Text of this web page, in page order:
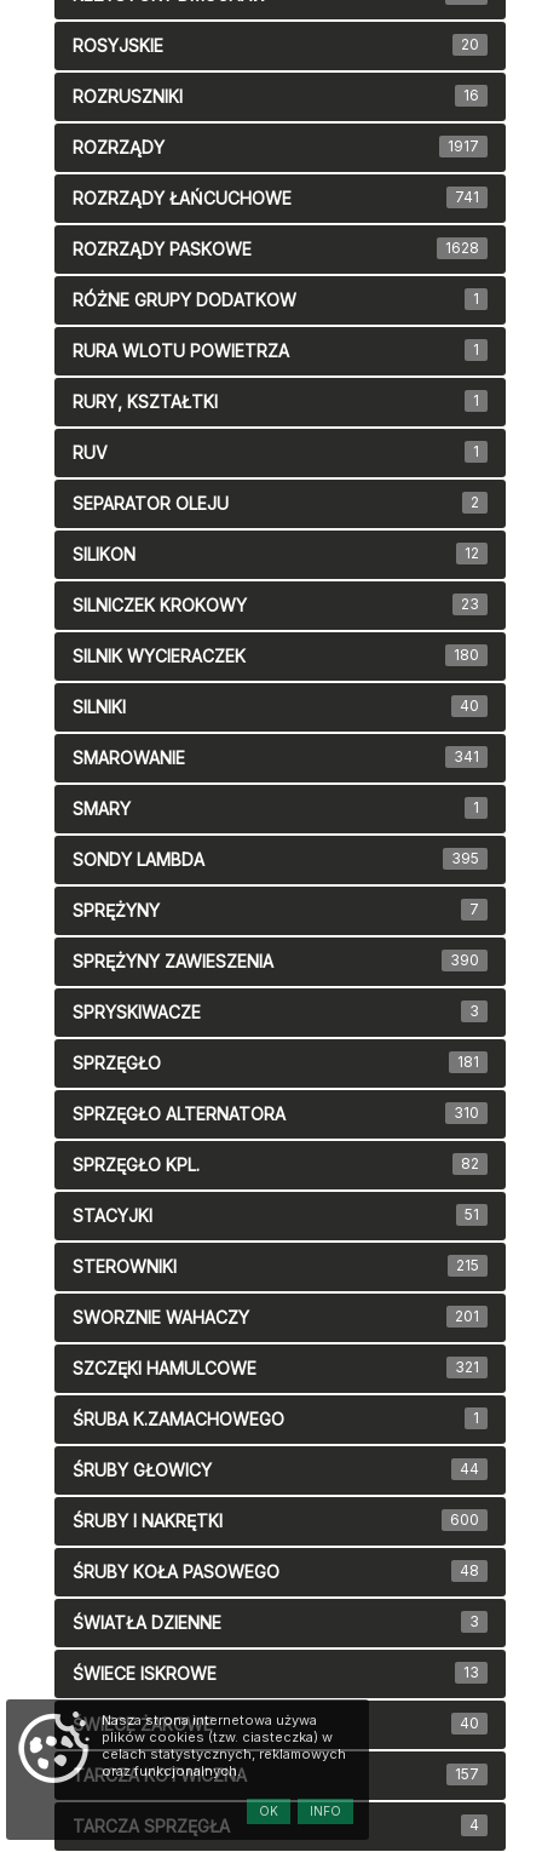
ROSYJSKIE 20
ROZRUSZNIKI 16
ROZRZĄDY 1917
ROZRZĄDY ŁAŃCUCHOWE 741
ROZRZĄDY PASKOWE 1628
RÓŻNE GRUPY DODATKOW 1
RURA WLOTU POWIETRZA 1
RURY, KSZTAŁTKI 1
RUV 1
SEPARATOR OLEJU 2
SILIKON 12
SILNICZEK KROKOWY 23
SILNIK WYCIERACZEK 180
SILNIKI 40
SMAROWANIE 341
SMARY 1
SONDY LAMBDA 395
SPRĘŻYNY 7
SPRĘŻYNY ZAWIESZENIA 390
SPRYSKIWACZE 3
SPRZĘGŁO 181
SPRZĘGŁO ALTERNATORA 310
SPRZĘGŁO KPL. 82
STACYJKI 51
STEROWNIKI 215
SWORZNIE WAHACZY 201
SZCZĘKI HAMULCOWE 321
ŚRUBA K.ZAMACHOWEGO 1
ŚRUBY GŁOWICY 44
ŚRUBY I NAKRĘTKI 600
ŚRUBY KOŁA PASOWEGO 48
ŚWIATŁA DZIENNE 3
ŚWIECE ISKROWE 13
ŚWIECE ŻAROWE 40
TARCZA KOTWICZNA 157
TARCZA SPRZĘGŁA 4
Nasza strona internetowa używa
plików cookies (tzw. ciasteczka) w
celach statystycznych, reklamowych
oraz funkcjonalnych.
INFO
OK